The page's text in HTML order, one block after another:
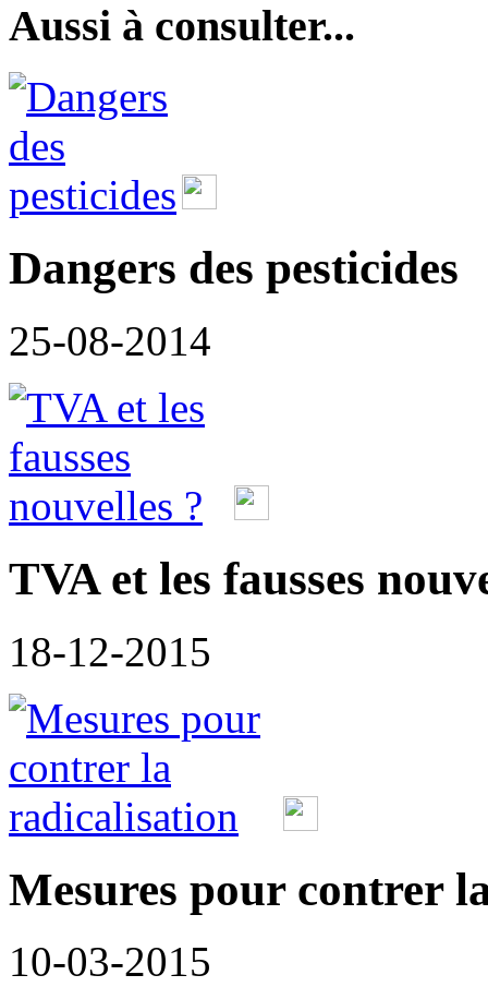
Aussi à consulter...
Dangers des pesticides
25-08-2014
TVA et les fausses
18-12-2015
Mesures pour contrer
10-03-2015